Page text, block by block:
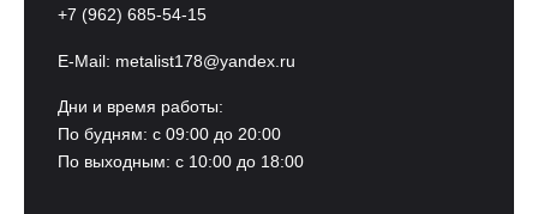
+7 (962) 685-54-15
E-Mail: metalist178@yandex.ru
Дни и время работы:
По будням: с 09:00 до 20:00
По выходным: с 10:00 до 18:00